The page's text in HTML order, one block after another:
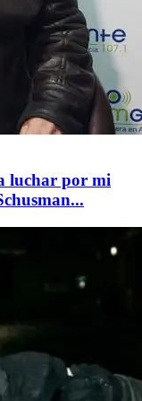
luchar por mi